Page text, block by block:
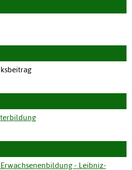
- Leibniz-